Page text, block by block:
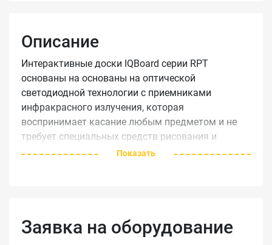
Описание
Интерактивные доски IQBoard серии RPT
основаны на основаны на оптической
светодиодной технологии с приемниками
инфракрасного излучения, которая
воспринимает касание любым предметом и не
требует специальных средств рисования и
управления. Интерактивная доска IQBoard
серии 10 пользователей могут одновременно
использовать пальцы или стилусы, чтобы писать,
Показать
Заявка на оборудование